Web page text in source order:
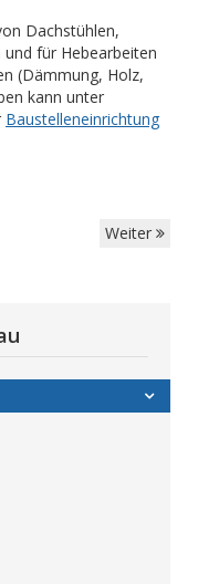
Dachstühlen,
für Hebearbeiten
(Dämmung, Holz,
kann unter
Baustelleneinrichtung
Weiter